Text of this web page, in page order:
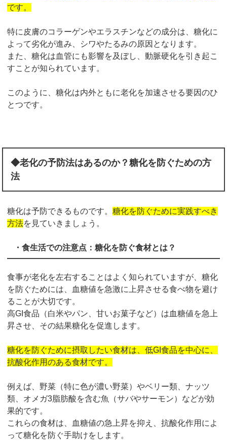
です。
特に皮膚のコラーゲンやエラスチンなどの成分は、糖化に
よって劣化が進み、シワやたるみの原因となります。
また、糖化は血管にも影響を及ぼし、動脈硬化を引き起こ
すことが知られています。
このように、糖化は内外ともに老化を加速させる要因のひ
とつです。
◆老化の予防法はあるのか？糖化を防ぐための方
法
糖化は予防できるものです。糖化を防ぐために実践すべき
方法を見ていきましょう。
・食生活での注意点：糖化を防ぐ食材とは？
食事が老化を左右することはよく知られていますが、糖化
を防ぐためには、血糖値を急激に上昇させる食べ物を避け
ることが大切です。
高GI食品（白米やパン、甘いお菓子など）は血糖値を急上
昇させ、その結果糖化を促進します。
糖化を防ぐために摂取したい食材は、低GI食品を中心に、
抗酸化作用のある食材です。
例えば、野菜（特に色が濃い野菜）やベリー類、ナッツ
類、オメガ3脂肪酸を含む魚（サバやサーモン）などが効
果的です。
これらの食材は、血糖値の急上昇を抑え、抗酸化作用によ
って糖化を防ぐ手助けをします。